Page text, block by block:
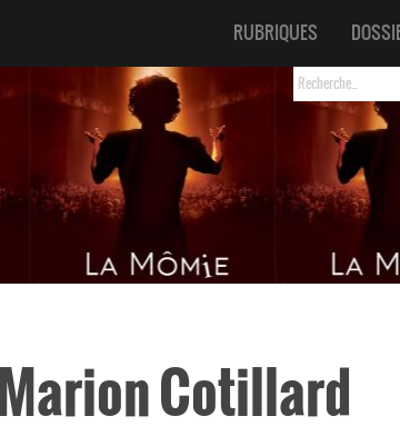
RUBRIQUES
Cotillard